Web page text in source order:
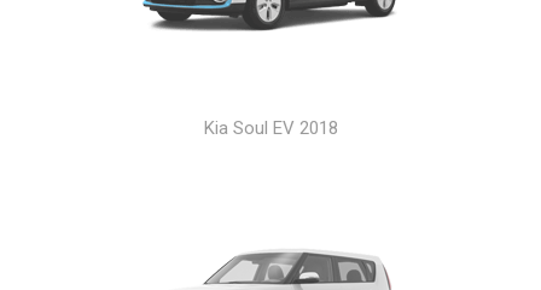
Kia Soul EV 2018